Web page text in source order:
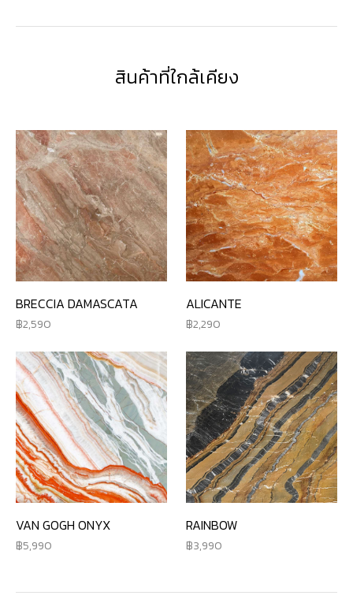
สินค้าที่ใกล้เคียง
BRECCIA DAMASCATA
2,590
ALICANTE
2,290
VAN GOGH ONYX
5,990
RAINBOW
3,990